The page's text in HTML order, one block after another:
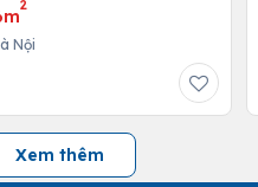
2
Nội
Xem thêm